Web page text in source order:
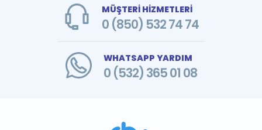
MÜŞTERİ HİZMETLERİ
0 (850) 532 74 74
WHATSAPP YARDIM
0 (532) 365 01 08